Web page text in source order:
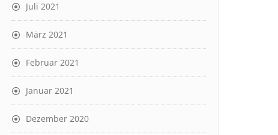
Juli 2021
März 2021
Februar 2021
Januar 2021
Dezember 2020